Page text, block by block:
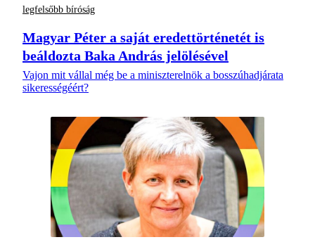
legfelsőbb bíróság
Magyar Péter a saját eredettörténetét is
beáldozta Baka András jelölésével
Vajon mit vállal még be a miniszterelnök a bosszúhadjárata
sikerességéért?